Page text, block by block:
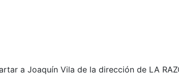
a Joaquín Vila de la dirección de LA